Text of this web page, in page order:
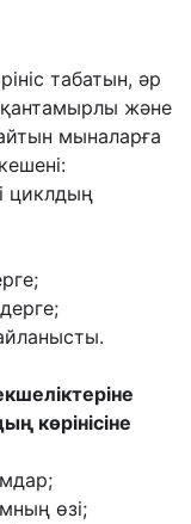
табатын, әр
қантамырлы және
мыналарға
циклдың
көрінісіне
өзі;